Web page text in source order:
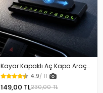
Kayar Kapaklı Aç Kapa Araç
Torpido Üstü Fosforlu
Numaratör Park Numaratörü
4.9/ 11
149,00 TL230,00 TL